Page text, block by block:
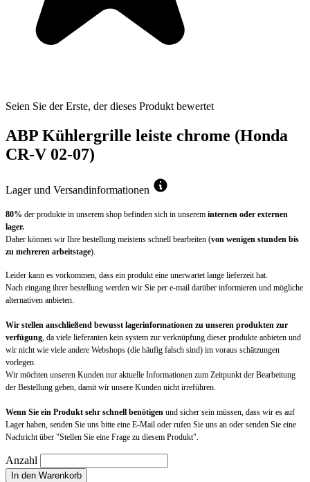
Seien Sie der Erste, der dieses Produkt bewertet
ABP Kühlergrille leiste chrome (Honda
CR-V 02-07)
Lager und Versandinformationen
80% der produkte in unserem shop befinden sich in unserem internen oder externen
lager.
Daher können wir Ihre bestellung meistens schnell bearbeiten (von wenigen stunden bis
zu mehreren arbeitstage).
Leider kann es vorkommen, dass ein produkt eine unerwartet lange lieferzeit hat.
Nach eingang ihrer bestellung werden wir Sie per e-mail darüber informieren und mögliche
alternativen anbieten.
Wir stellen anschließend bewusst lagerinformationen zu unseren produkten zur
verfügung, da viele lieferanten kein system zur verknüpfung dieser produkte anbieten und
wir nicht wie viele andere Webshops (die häufig falsch sind) im voraus schätzungen
vorlegen.
Wir möchten unseren Kunden nur aktuelle Informationen zum Zeitpunkt der Bearbeitung
der Bestellung geben, damit wir unsere Kunden nicht irreführen.
Wenn Sie ein Produkt sehr schnell benötigen und sicher sein müssen, dass wir es auf
Lager haben, senden Sie uns bitte eine E-Mail oder rufen Sie uns an oder senden Sie eine
Nachricht über "Stellen Sie eine Frage zu diesem Produkt".
Anzahl
In den Warenkorb